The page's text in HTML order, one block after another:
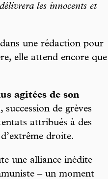
les innocents et
une rédaction pour
elle attend encore que
agitées de son
succession de grèves
attribués à des
droite.
une alliance inédite
– un moment